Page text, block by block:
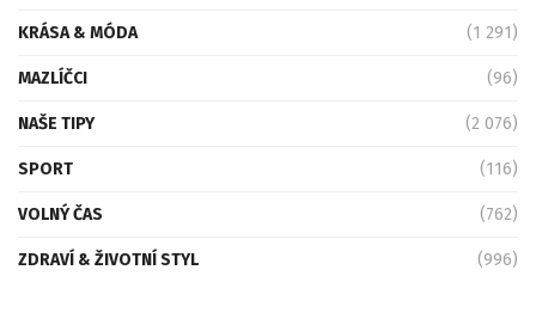
KRÁSA & MÓDA (1 291)
MAZLÍČCI (96)
NAŠE TIPY (2 076)
SPORT (116)
VOLNÝ ČAS (762)
ZDRAVÍ & ŽIVOTNÍ STYL (996)